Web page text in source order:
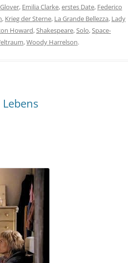
, Emilia Clarke,erstes Date, Federico
, Krieg der Sterne, La Grande Bellezza, Lady
Howard,Shakespeare,Solo,Space-
,Woody Harrelson.